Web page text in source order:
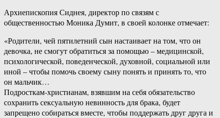
Архиепископия Сиднея, директор по связям с
общественностью Моника Думит, в своей колонке отмечает:
«Родители, чей пятилетний сын настаивает на том, что он
девочка, не смогут обратиться за помощью – медицинской,
психологической, поведенческой, духовной, социальной или
иной – чтобы помочь своему сыну понять и принять то, что
он мальчик…
Подросткам-христианам, взявшим на себя обязательство
сохранить сексуальную невинность для брака, будет
запрещено собираться вместе, чтобы поддержать друг друга и